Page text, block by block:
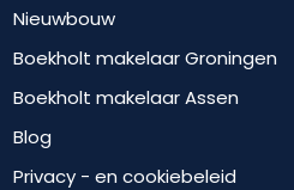
Nieuwbouw
Boekholt makelaar Groningen
Boekholt makelaar Assen
Blog
Privacy - en cookiebeleid